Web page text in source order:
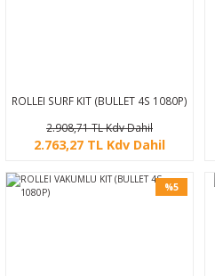
ROLLEI SURF KIT (BULLET 4S 1080P)
2.908,71 TL Kdv Dahil
2.763,27 TL Kdv Dahil
%5